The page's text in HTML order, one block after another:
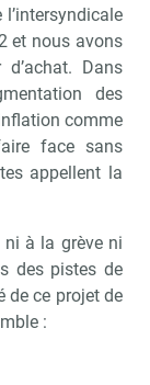
et nous avons
Dans
des
comme
face sans
appellent la
ni à la grève ni
des pistes de
de ce projet de
: